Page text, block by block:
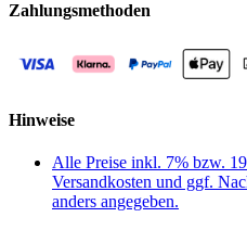
Zahlungsmethoden
Hinweise
Alle Preise inkl. 7% bzw.
Versandkosten und ggf.
anders angegeben.